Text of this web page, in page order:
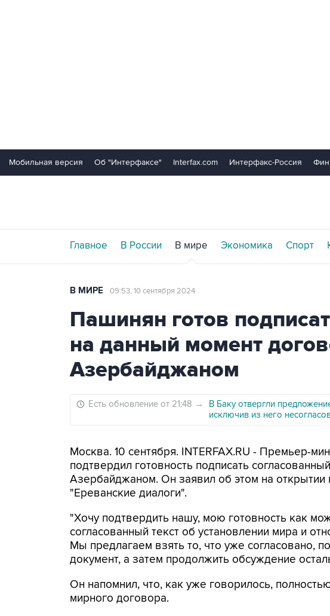
Мобильная версия Об "Интерфаксе" Interfax.com Интерфакс-Россия
Главное В России В мире Экономика Спорт
В МИРЕ 09:53, 10 сентября 2024
Пашинян готов
на данный момент
Азербайджаном
Есть обновление от 21:48 →
В Баку отвергли
исключив из него
Москва. 10 сентября. INTERFAX.RU - Премьер-
подтвердил готовность подписать
Азербайджаном. Он заявил об этом на
"Ереванские диалоги".
"Хочу подтвердить нашу, мою готовность как
согласованный текст об установлении мира и
Мы предлагаем взять то, что уже согласовано,
документ, а затем продолжить обсуждение
Он напомнил, что, как уже говорилось,
мирного договора.